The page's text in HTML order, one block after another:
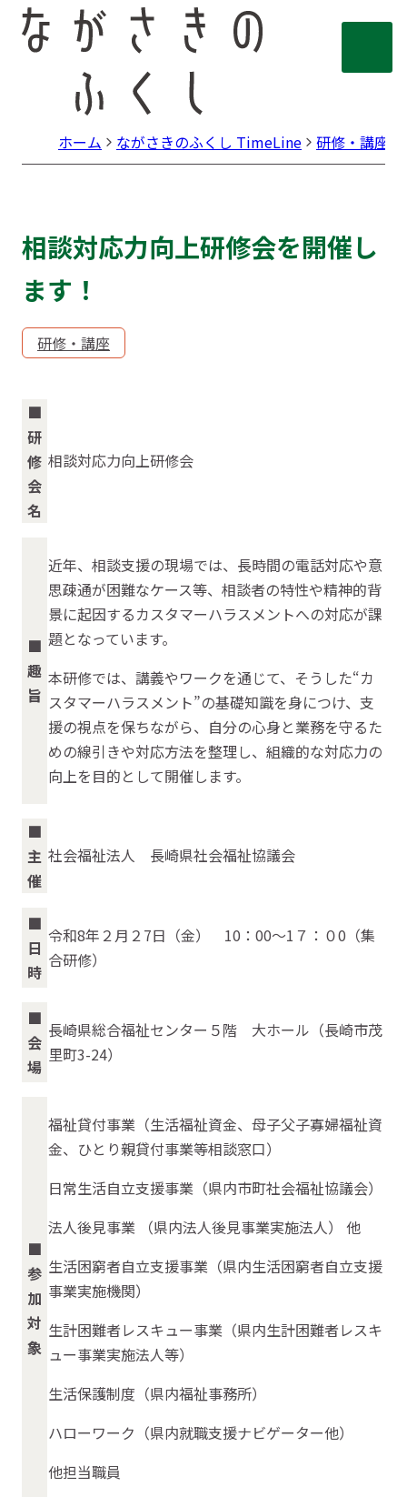
ホーム ながさきのふくし TimeLine 研修・講座
相談対応力向上研修会を開催し
ます！
研修・講座
■
研
修
会
名
相談対応力向上研修会
■
趣
旨
近年、相談支援の現場では、長時間の電話対応や意
思疎通が困難なケース等、相談者の特性や精神的背
景に起因するカスタマーハラスメントへの対応が課
題となっています。
本研修では、講義やワークを通じて、そうした“カ
スタマーハラスメント”の基礎知識を身につけ、支
援の視点を保ちながら、自分の心身と業務を守るた
めの線引きや対応方法を整理し、組織的な対応力の
向上を目的として開催します。
■
主
催
社会福祉法人 長崎県社会福祉協議会
■
日
時
令和8年２月２7日（金） 10：00～1７：０0（集
合研修）
■
会
場
長崎県総合福祉センター５階 大ホール（長崎市茂
里町3-24）
■
参
加
対
象
福祉貸付事業（生活福祉資金、母子父子寡婦福祉資
金、ひとり親貸付事業等相談窓口）
日常生活自立支援事業（県内市町社会福祉協議会）
法人後見事業 （県内法人後見事業実施法人） 他
生活困窮者自立支援事業（県内生活困窮者自立支援
事業実施機関）
生計困難者レスキュー事業（県内生計困難者レスキ
ュー事業実施法人等）
生活保護制度（県内福祉事務所）
ハローワーク（県内就職支援ナビゲーター他）
他担当職員